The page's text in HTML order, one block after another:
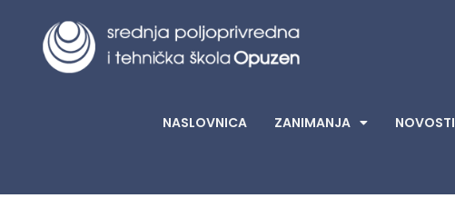
NASLOVNICA ZANIMANJA NOVOSTI